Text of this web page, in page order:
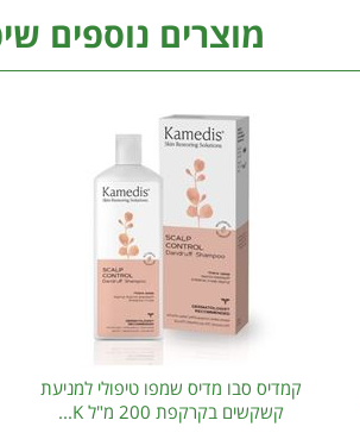
מוצרים נוספים
קמדיס סבו מדיס שמפו טיפולי למניעת
קשקשים בקרקפת 200 מ"ל K...